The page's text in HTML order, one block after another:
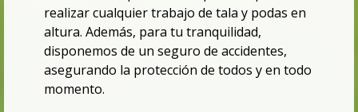
realizar cualquier trabajo de tala y podas en
altura. Además, para tu tranquilidad,
disponemos de un seguro de accidentes,
asegurando la protección de todos yen todo
momento.